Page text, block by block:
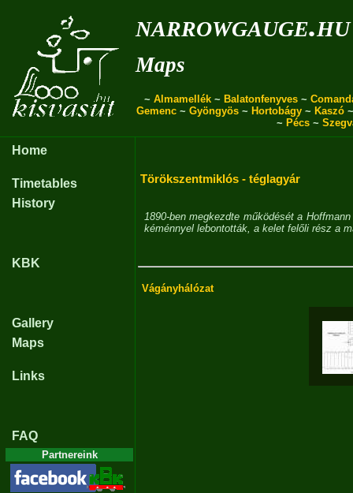
narrowgauge.hu
Maps
~ Almamellék ~ Balatonfenyves ~
Gemenc ~ Gyöngyös ~ Hortobágy ~ Kaszó
~ Pécs ~
Home
Timetables
History
KBK
Gallery
Maps
Links
FAQ
Partnereink
Törökszentmiklós - téglagyár
1890-ben megkezdte működését a
kéménnyel lebontották, a kelet felőli rész a
Vágányhálózat